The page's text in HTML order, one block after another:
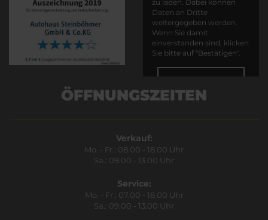
zu laden. Dabei können
Daten an Dritte
weitergegeben werden.
Wenn Sie damit
einverstanden sind, klicken
Sie bitte auf "Bestätigen".
ÖFFNUNGSZEITEN
Verkauf:
Mo. - Fr.: 08.00 - 18.00 Uhr
Sa.: 09.00 - 13.00 Uhr
Service:
Mo. - Fr.: 07.00 - 18.00 Uhr
Sa.: 09.00 - 13.00 Uhr